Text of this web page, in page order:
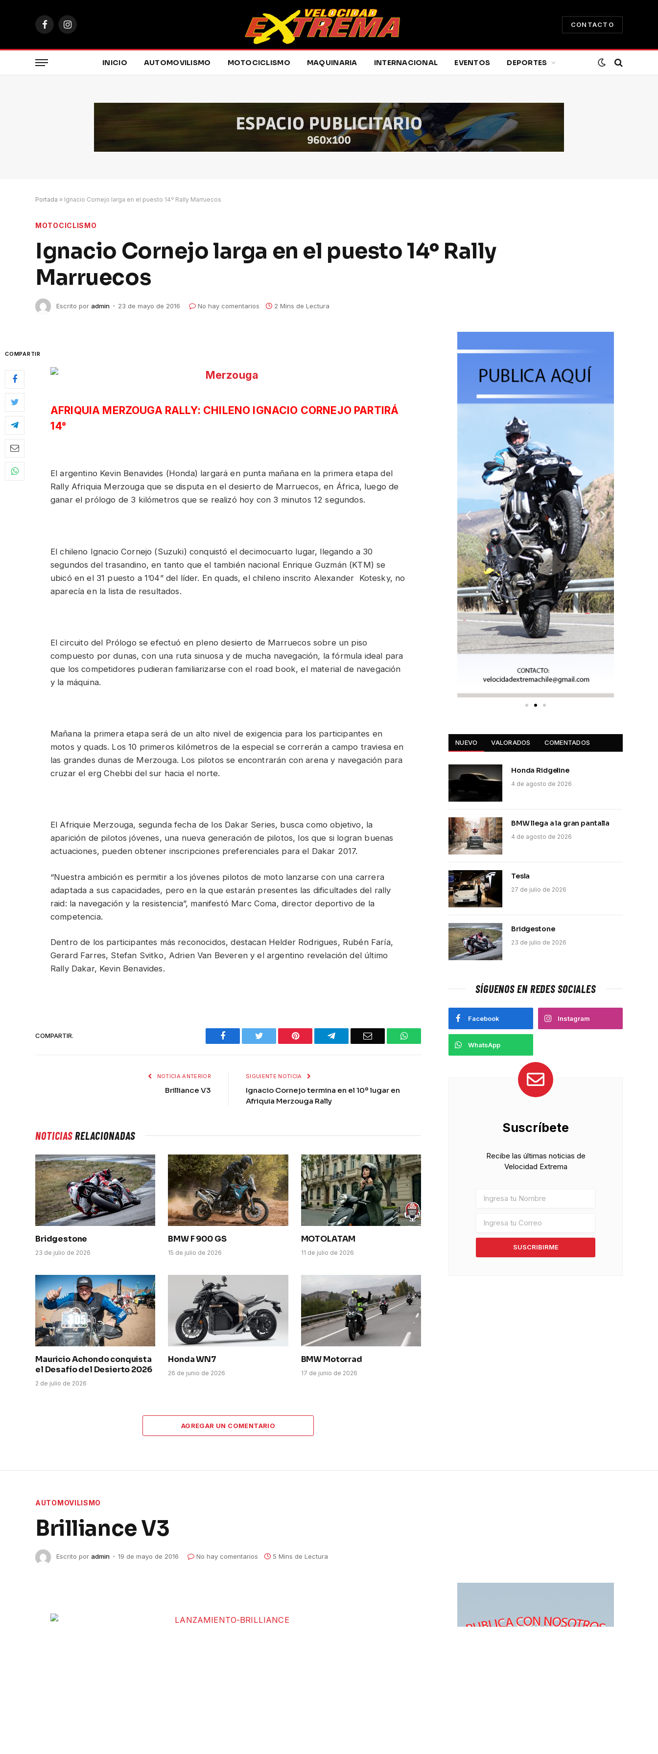
FacebookInstagram
CONTACTO
INICIO AUTOMOVILISMO MOTOCICLISMO MAQUINARIA INTERNACIONAL EVENTOS DEPORTES
Portada » Ignacio Cornejo larga en el puesto 14º Rally Marruecos
MOTOCICLISMO
Ignacio Cornejo larga en el puesto 14º Rally
Marruecos
Escrito por admin 23 de mayo de 2016 No hay comentarios 2 Mins de Lectura
COMPARTIR
AFRIQUIA MERZOUGA RALLY: CHILENO IGNACIO CORNEJO PARTIRÁ
14°
El argentino Kevin Benavides (Honda) largará en punta mañana en la primera etapa del
Rally Afriquia Merzouga que se disputa en el desierto de Marruecos, en África, luego de
ganar el prólogo de 3 kilómetros que se realizó hoy con 3 minutos 12 segundos.
El chileno Ignacio Cornejo (Suzuki) conquistó el decimocuarto lugar, llegando a 30
segundos del trasandino, en tanto que el también nacional Enrique Guzmán (KTM) se
ubicó en el 31 puesto a 1’04” del líder. En quads, el chileno inscrito Alexander Kotesky, no
aparecía en la lista de resultados.
El circuito del Prólogo se efectuó en pleno desierto de Marruecos sobre un piso
compuesto por dunas, con una ruta sinuosa y de mucha navegación, la fórmula ideal para
que los competidores pudieran familiarizarse con el road book, el material de navegación
y la máquina.
Mañana la primera etapa será de un alto nivel de exigencia para los participantes en
motos y quads. Los 10 primeros kilómetros de la especial se correrán a campo traviesa en
las grandes dunas de Merzouga. Los pilotos se encontrarán con arena y navegación para
cruzar el erg Chebbi del sur hacia el norte.
El Afriquie Merzouga, segunda fecha de los Dakar Series, busca como objetivo, la
aparición de pilotos jóvenes, una nueva generación de pilotos, los que si logran buenas
actuaciones, pueden obtener inscripciones preferenciales para el Dakar 2017.
“Nuestra ambición es permitir a los jóvenes pilotos de moto lanzarse con una carrera
adaptada a sus capacidades, pero en la que estarán presentes las dificultades del rally
raid: la navegación y la resistencia”, manifestó Marc Coma, director deportivo de la
competencia.
Dentro de los participantes más reconocidos, destacan Helder Rodrigues, Rubén Faría,
Gerard Farres, Stefan Svitko, Adrien Van Beveren y el argentino revelación del último
Rally Dakar, Kevin Benavides.
COMPARTIR. Facebook Twitter Pinterest Telegram Email WhatsApp
NOTICIA ANTERIOR
Brilliance V3
SIGUIENTE NOTICIA
Ignacio Cornejo termina en el 10º lugar en
Afriquia Merzouga Rally
NOTICIASRELACIONADAS
Bridgestone
23 de julio de 2026
BMW F 900 GS
15 de julio de 2026
MOTOLATAM
11 de julio de 2026
Mauricio Achondo conquista
el Desafío del Desierto 2026
2 de julio de 2026
Honda WN7
26 de junio de 2026
BMW Motorrad
17 de junio de 2026
AGREGAR UN COMENTARIO
NUEVO VALORADOS COMENTADOS
Honda Ridgeline
4 de agosto de 2026
BMW llega a la gran pantalla
4 de agosto de 2026
Tesla
27 de julio de 2026
Bridgestone
23 de julio de 2026
SÍGUENOS EN REDES SOCIALES
Facebook Instagram
WhatsApp
Suscríbete
Recibe las últimas noticias de
Velocidad Extrema
SUSCRIBIRME
AUTOMOVILISMO
Brilliance V3
Escrito por admin 19 de mayo de 2016 No hay comentarios 5 Mins de Lectura